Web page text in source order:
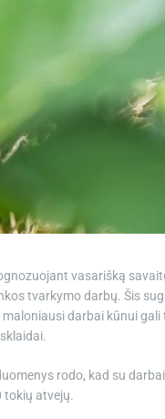
vasarišką
tvarkymo darbų. Šis
darbai kūnui
rodo, kad su
tokių atvejų.